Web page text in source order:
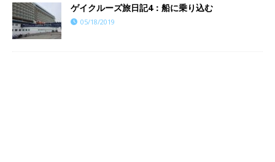
ゲイクルーズ旅日記4：船に乗り込む
05/18/2019